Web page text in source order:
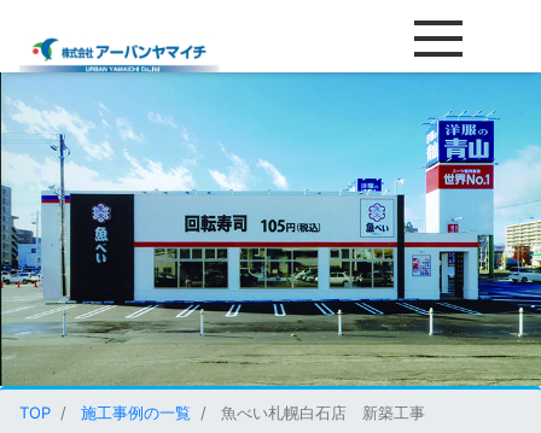
魚べい札幌白石店 新築工事
TOP 施工事例の一覧 魚べい札幌白石店 新築工事